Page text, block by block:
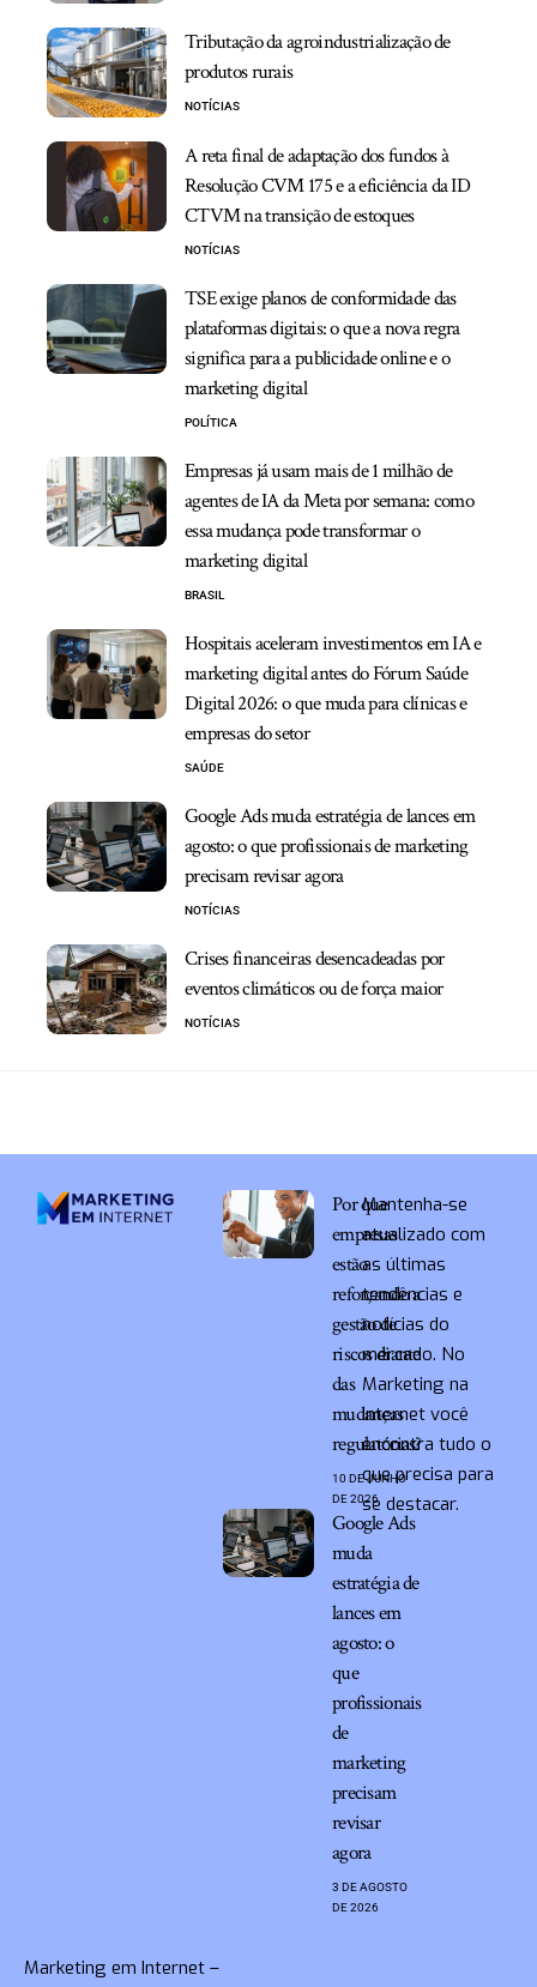
Tributação da agroindustrialização de
produtos rurais
NOTÍCIAS
A reta final de adaptação dos fundos à
Resolução CVM 175 e a eficiência da ID
CTVM na transição de estoques
NOTÍCIAS
TSE exige planos de conformidade das
plataformas digitais: o que a nova regra
significa para a publicidade online e o
marketing digital
POLÍTICA
Empresas já usam mais de 1 milhão de
agentes de IA da Meta por semana: como
essa mudança pode transformar o
marketing digital
BRASIL
Hospitais aceleram investimentos em IA e
marketing digital antes do Fórum Saúde
Digital 2026: o que muda para clínicas e
empresas do setor
SAÚDE
Google Ads muda estratégia de lances em
agosto: o que profissionais de marketing
precisam revisar agora
NOTÍCIAS
Crises financeiras desencadeadas por
eventos climáticos ou de força maior
NOTÍCIAS
Por que
empresas
estão
reforçando a
gestão de
riscos diante
das
mudanças
regulatórias?
10 DE JUNHO
DE 2026
Google Ads
muda
estratégia de
lances em
agosto: o
que
profissionais
de
marketing
precisam
revisar
agora
3 DE AGOSTO
DE 2026
Mantenha-se
atualizado com
as últimas
tendências e
notícias do
mercado. No
Marketing na
Internet você
encontra tudo o
que precisa para
se destacar.
Marketing em Internet –